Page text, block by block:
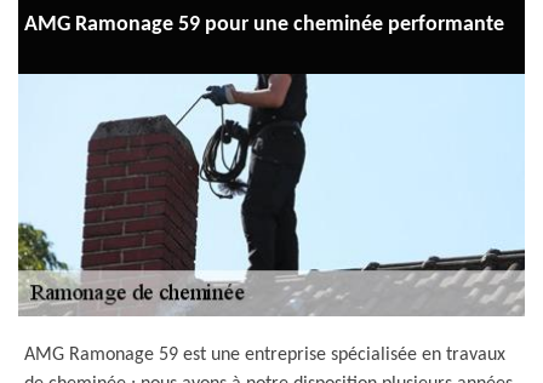
AMG Ramonage 59 pour une cheminée performante
AMG Ramonage 59 est une entreprise spécialisée en travaux